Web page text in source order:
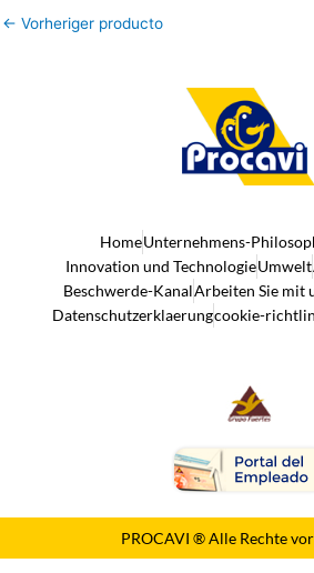
← Vorheriger producto
HomeUnternehmens-
Innovation und TechnologieUmwelt
Beschwerde-KanalArbeiten Sie mit
Datenschutzerklaerungcookie-
PROCAVI ® Alle Rechte